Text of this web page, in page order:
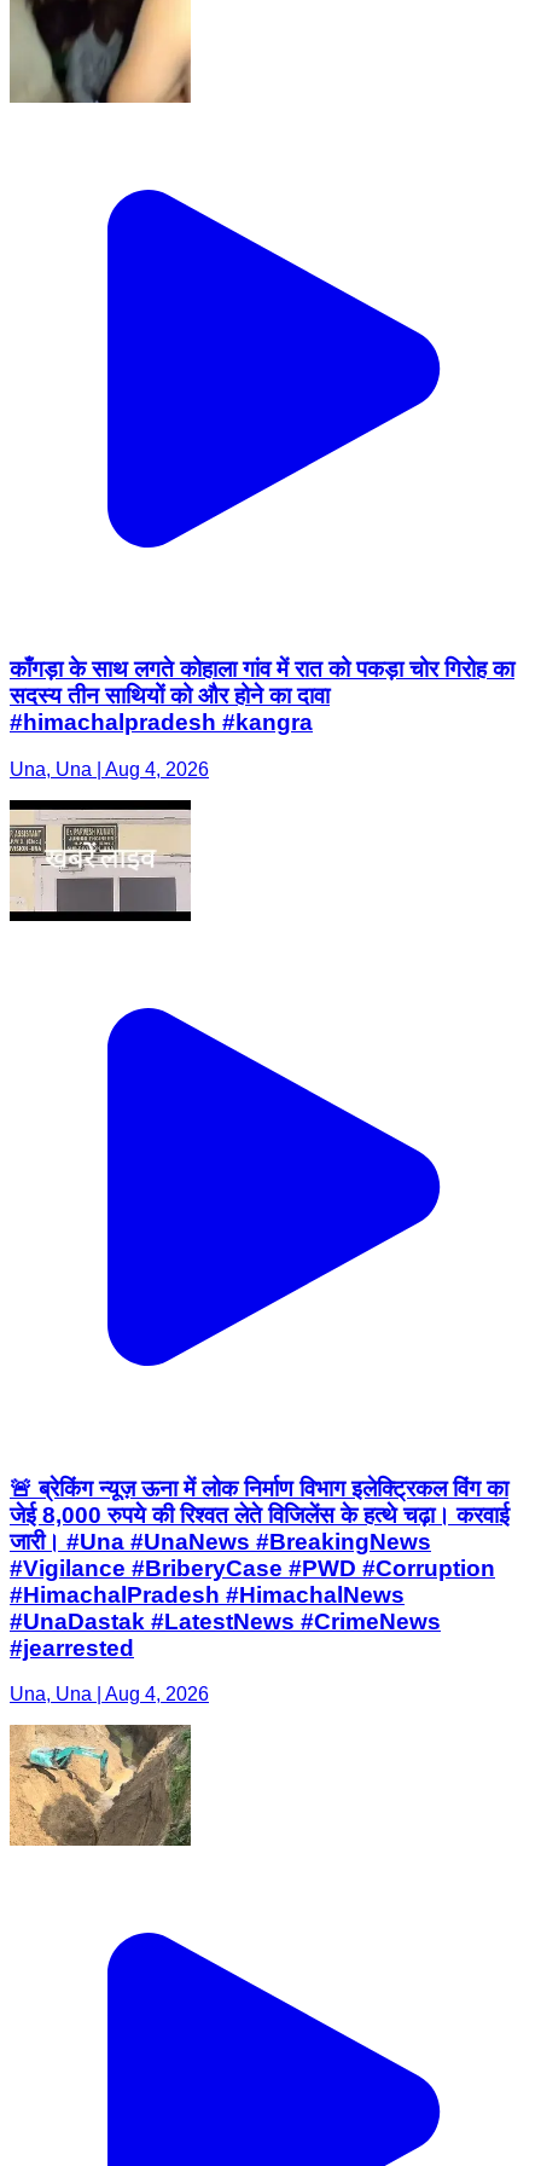
काँगड़ा के साथ लगते कोहाला गांव में रात को पकड़ा चोर गिरोह का
सदस्य तीन साथियों को और होने का दावा
#himachalpradesh #kangra
Una, Una | Aug 4, 2026
🚨 ब्रेकिंग न्यूज़ ऊना में लोक निर्माण विभाग इलेक्ट्रिकल विंग का
जेई 8,000 रुपये की रिश्वत लेते विजिलेंस के हत्थे चढ़ा। करवाई
जारी। #Una #UnaNews #BreakingNews
#Vigilance #BriberyCase #PWD #Corruption
#HimachalPradesh #HimachalNews
#UnaDastak #LatestNews #CrimeNews
#jearrested
Una, Una | Aug 4, 2026